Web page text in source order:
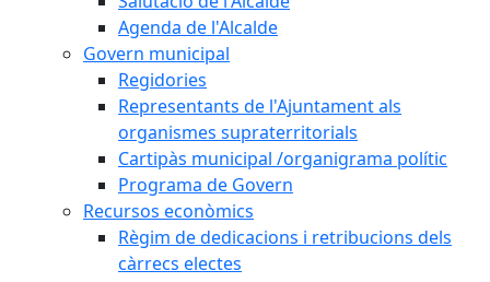
Agenda de l'Alcalde
Govern municipal
Regidories
Representants de l'Ajuntament als
organismes supraterritorials
Cartipàs municipal /organigrama polític
Programa de Govern
Recursos econòmics
Règim de dedicacions i retribucions dels
càrrecs electes